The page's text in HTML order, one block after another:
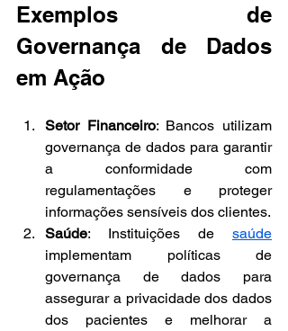
Exemplos de
Governança de Dados
em Ação
Setor Financeiro: Bancos utilizam
governança de dados para garantir
a conformidade com
regulamentações e proteger
informações sensíveis dos clientes.
Saúde: Instituições de saúde
implementam políticas de
governança de dados para
assegurar a privacidade dos dados
dos pacientes e melhorar a